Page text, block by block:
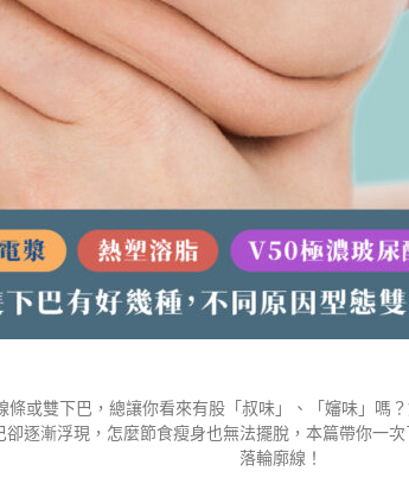
條或雙下巴，總讓你看來有股「叔味」、「嬸味」嗎
逐漸浮現，怎麼節食瘦身也無法擺脫，本篇帶你一
落輪廓線！